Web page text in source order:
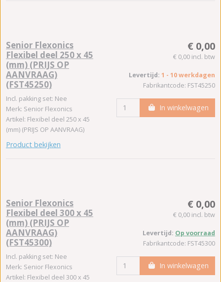
Senior Flexonics
Flexibel deel 250 x 45
(mm) (PRIJS OP
AANVRAAG)
(FST45250)
Incl. pakking set: Nee
Merk: Senior Flexonics
Artikel: Flexibel deel 250 x 45
(mm) (PRIJS OP AANVRAAG)
Product bekijken
€ 0,00
€ 0,00 incl. btw
Levertijd: 1 - 10 werkdagen
Fabrikantcode: FST45250
In winkelwagen
Senior Flexonics
Flexibel deel 300 x 45
(mm) (PRIJS OP
AANVRAAG)
(FST45300)
Incl. pakking set: Nee
Merk: Senior Flexonics
Artikel: Flexibel deel 300 x 45
€ 0,00
€ 0,00 incl. btw
Levertijd: Op voorraad
Fabrikantcode: FST45300
In winkelwagen